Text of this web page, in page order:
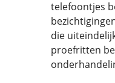
telefoontjes
die
proefritten